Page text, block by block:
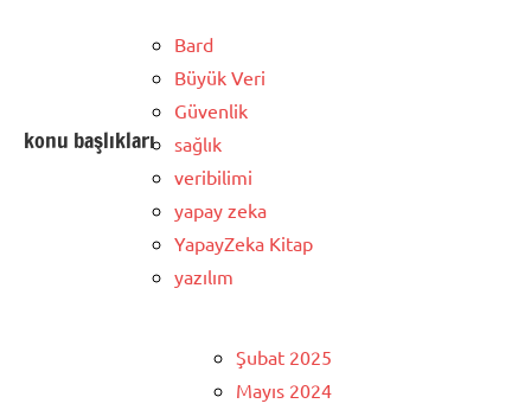
konu başlıkları
Bard
Büyük Veri
Güvenlik
sağlık
veribilimi
yapay zeka
YapayZeka Kitap
yazılım
Şubat 2025
Mayıs 2024